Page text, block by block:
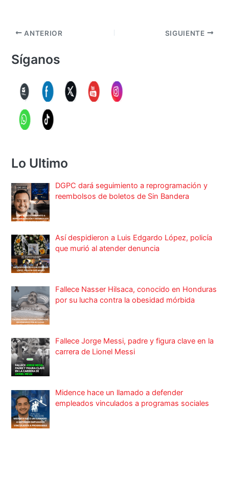
ANTERIOR SIGUIENTE
Síganos
Lo Ultimo
DGPC dará seguimiento a reprogramación y
reembolsos de boletos de Sin Bandera
Así despidieron a Luis Edgardo López, policía
que murió al atender denuncia
Fallece Nasser Hilsaca, conocido en Honduras
por su lucha contra la obesidad mórbida
Fallece Jorge Messi, padre y figura clave en la
carrera de Lionel Messi
Midence hace un llamado a defender
empleados vinculados a programas sociales